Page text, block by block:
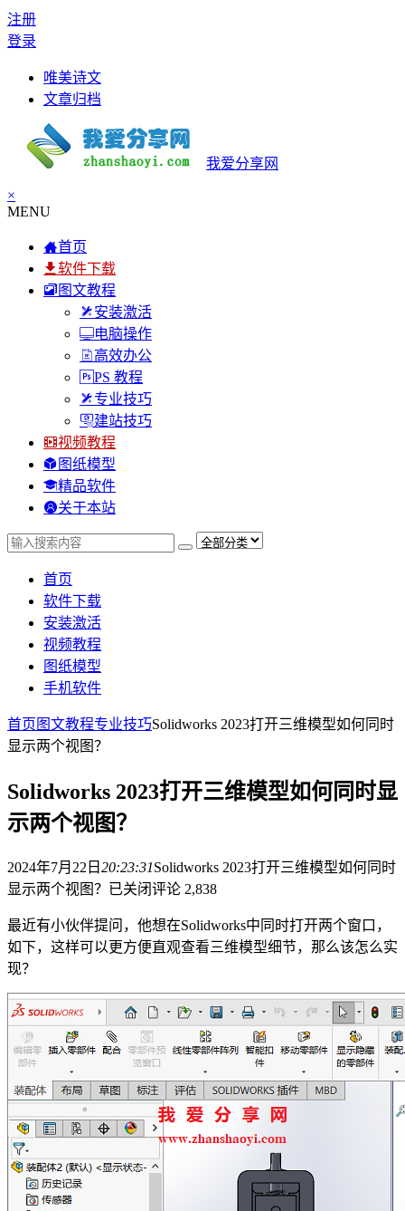
注册
登录
唯美诗文
文章归档
我爱分享网
×
MENU
首页
软件下载
图文教程
安装激活
电脑操作
高效办公
PS 教程
专业技巧
建站技巧
视频教程
图纸模型
精品软件
关于本站
首页
软件下载
安装激活
视频教程
图纸模型
手机软件
首页 图文教程专业技巧Solidworks 2023打开三维模型如何同时
显示两个视图？
Solidworks 2023打开三维模型如何同时显
示两个视图？
2024年7月22日 20:23:31Solidworks 2023打开三维模型如何同时
显示两个视图？ 已关闭评论 2,838
最近有小伙伴提问，他想在Solidworks中同时打开两个窗口，
如下，这样可以更方便直观查看三维模型细节，那么该怎么实
现？